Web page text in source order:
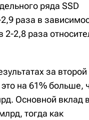
ряда SSD
раза в
2,8 раза
за второй
на 61% больше,
Основной вклад
тогда как